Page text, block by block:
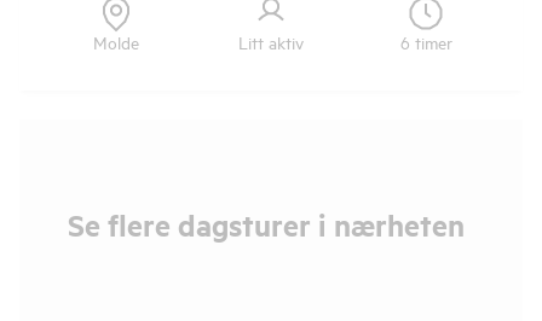
Molde Litt aktiv 6 timer
Se flere dagsturer i nærheten